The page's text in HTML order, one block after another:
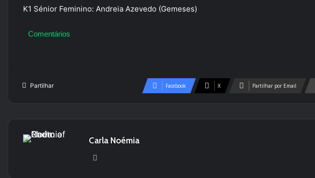
K1 Sénior Feminino: Andreia Azevedo (Gemeses)
Comentários
Partilhar Facebook X Partilhar por Email
Carla Noémia